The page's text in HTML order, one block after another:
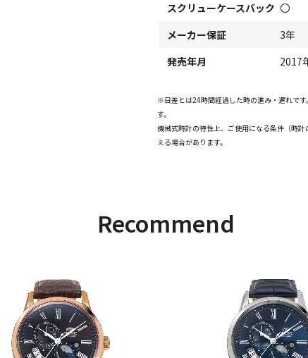
スクリューケースバック 〇
メーカー保証
3年
発売年月
2017
※日差とは24時間経過した時の進み・遅れで
す。
機械式時計の特性上、ご使用になる条件（時
える場合があります。
Recommend